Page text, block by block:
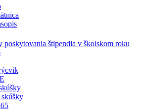
poskytovania štipendia v školskom roku
skúšky